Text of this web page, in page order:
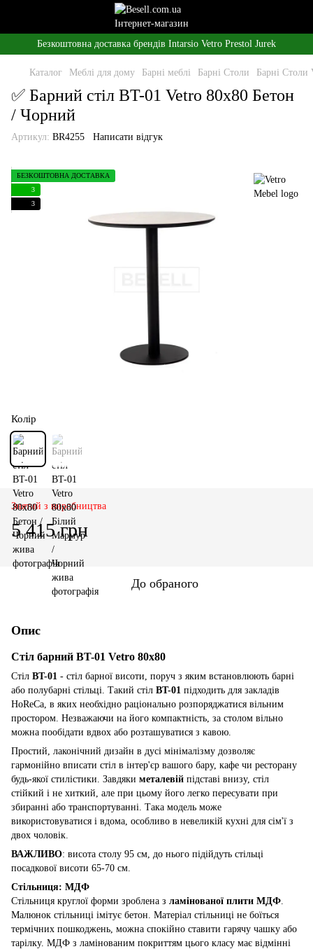
Безкоштовна доставка брендів Intarsio Vetro Prestol Jurek
Каталог Меблі для дому Барні меблі Барні Столи Барні Столи
✅ Барний стіл BT-01 Vetro 80x80 Бетон
/ Чорний
Артикул: BR4255 Написати відгук
БЕЗКОШТОВНА ДОСТАВКА
3
3
Колір
Знятий з виробництва
5 415 грн
До обраного
Опис
Стіл барний BT-01 Vetro 80x80
Стіл BT-01 - стіл барної висоти, поруч з яким встановлюють барні
або полубарні стільці. Такий стіл BT-01 підходить для закладів
HoReCa, в яких необхідно раціонально розпоряджатися вільним
простором. Незважаючи на його компактність, за столом вільно
можна пообідати вдвох або розташуватися з кавою.
Простий, лаконічний дизайн в дусі мінімалізму дозволяє
гармонійно вписати стіл в інтер'єр вашого бару, кафе чи ресторану
будь-якої стилістики. Завдяки металевій підставі внизу, стіл
стійкий і не хиткий, але при цьому його легко пересувати при
збиранні або транспортуванні. Така модель може
використовуватися і вдома, особливо в невеликій кухні для сім'ї з
двох чоловік.
ВАЖЛИВО: висота столу 95 см, до нього підійдуть стільці
посадкової висоти 65-70 см.
Стільниця: МДФ
Стільниця круглої форми зроблена з ламінованої плити МДФ
Малюнок стільниці імітує бетон. Матеріал стільниці не боїться
термічних пошкоджень, можна спокійно ставити гарячу чашку або
тарілку. МДФ з ламінованим покриттям цього класу має відмінні